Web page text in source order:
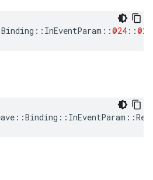
Binding :: InEventParam ::@24 ::@26